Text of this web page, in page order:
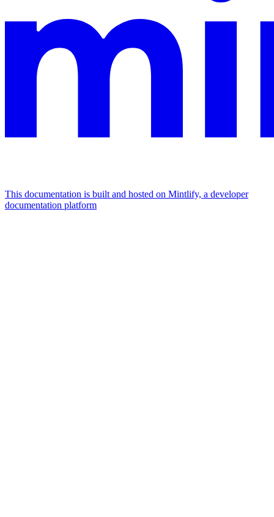
This documentation is built and hosted on Mintlify, a developer
documentation platform